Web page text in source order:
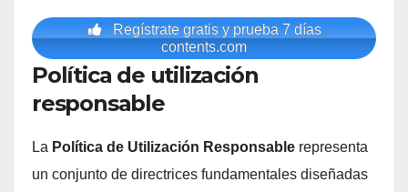
Regístrate gratis y prueba 7 días
contents.com
Política de utilización
responsable
La Política de Utilización Responsable representa
un conjunto de directrices fundamentales diseñadas